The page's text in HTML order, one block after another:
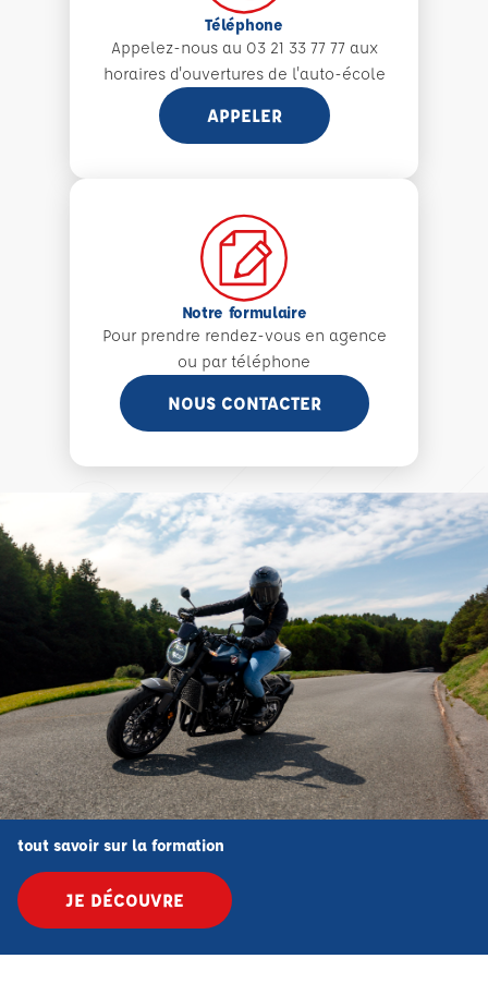
Téléphone
Appelez-nous au 03 21 33 77 77 aux
horaires d'ouvertures de l'auto-école
APPELER
Notre formulaire
Pour prendre rendez-vous en agence
ou par téléphone
NOUS CONTACTER
tout savoir sur la formation
JE DÉCOUVRE